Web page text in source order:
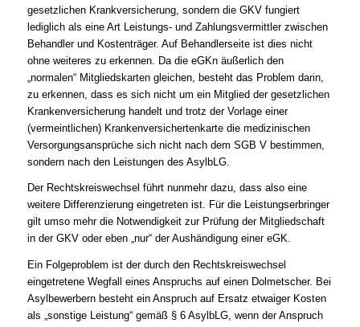
gesetzlichen Krankversicherung, sondern die GKV fungiert
lediglich als eine Art Leistungs- und Zahlungsvermittler zwischen
Behandler und Kostenträger. Auf Behandlerseite ist dies nicht
ohne weiteres zu erkennen. Da die eGKn äußerlich den
„normalen“ Mitgliedskarten gleichen, besteht das Problem darin,
zu erkennen, dass es sich nicht um ein Mitglied der gesetzlichen
Krankenversicherung handelt und trotz der Vorlage einer
(vermeintlichen) Krankenversichertenkarte die medizinischen
Versorgungsansprüche sich nicht nach dem SGB V bestimmen,
sondern nach den Leistungen des AsylbLG.
Der Rechtskreiswechsel führt nunmehr dazu, dass also eine
weitere Differenzierung eingetreten ist. Für die Leistungserbringer
gilt umso mehr die Notwendigkeit zur Prüfung der Mitgliedschaft
in der GKV oder eben „nur“ der Aushändigung einer eGK.
Ein Folgeproblem ist der durch den Rechtskreiswechsel
eingetretene Wegfall eines Anspruchs auf einen Dolmetscher. Bei
Asylbewerbern besteht ein Anspruch auf Ersatz etwaiger Kosten
als „sonstige Leistung“ gemäß § 6 AsylbLG, wenn der Anspruch